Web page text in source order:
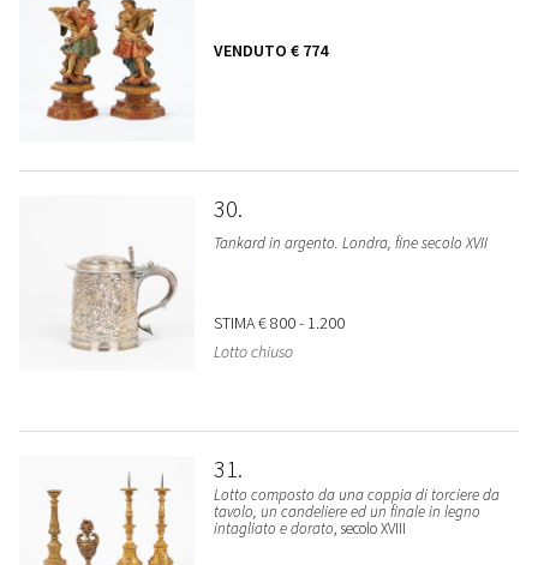
VENDUTO € 774
30
Tankard in argento. Londra, fine secolo XVII
STIMA€ 800 - 1.200
Lotto chiuso
31
Lotto composto da una coppia di torciere da
tavolo, un candeliere ed un finale in legno
intagliato e dorato, secolo XVIII